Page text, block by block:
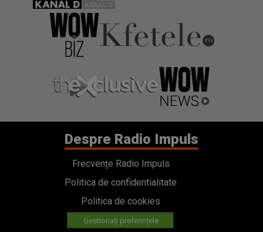
Despre Radio Impuls
Frecvențe Radio Impuls
Politica de confidentialitate
Politica de cookies
Gestionați preferințele